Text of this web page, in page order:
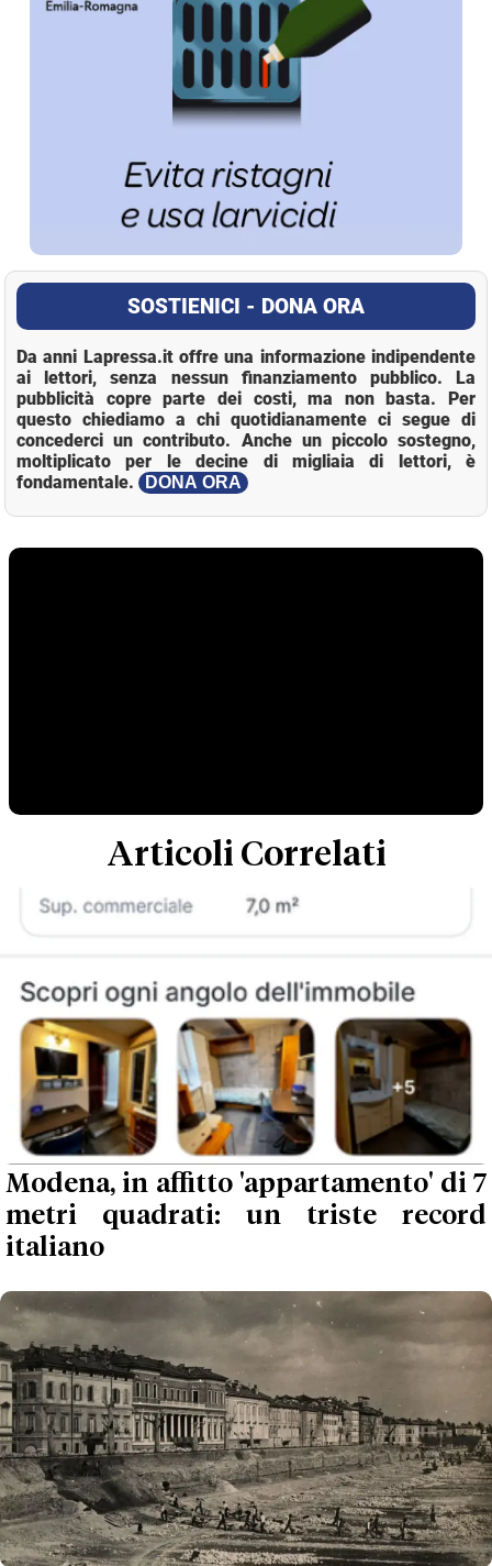
SOSTIENICI - DONA ORA
Da anni Lapressa.it offre una informazione indipendente
ai lettori, senza nessun finanziamento pubblico. La
pubblicità copre parte dei costi, ma non basta. Per
questo chiediamo a chi quotidianamente ci segue di
concederci un contributo. Anche un piccolo sostegno,
moltiplicato per le decine di migliaia di lettori, è
fondamentale.
DONA ORA
Articoli Correlati
Modena, in affitto 'appartamento' di 7
metri quadrati: un triste record
italiano